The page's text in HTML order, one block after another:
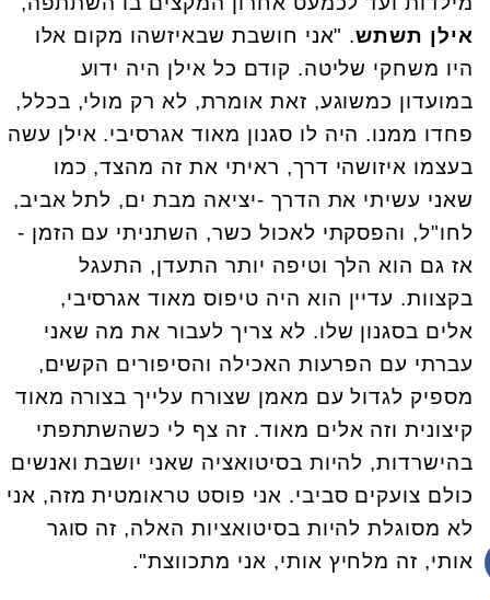
אילן תשתש. "אני חושבת שבאיזשהו מקום אלו
היו משחקי שליטה. קודם כל אילן היה ידוע
במועדון כמשוגע, זאת אומרת, לא רק מולי, בכלל,
פחדו ממנו. היה לו סגנון מאוד אגרסיבי. אילן עשה
בעצמו איזושהי דרך, ראיתי את זה מהצד, כמו
שאני עשיתי את הדרך -יציאה מבת ים, לתל אביב,
לחו"ל, והפסקתי לאכול כשר, השתניתי עם הזמן -
אז גם הוא הלך וטיפה יותר התעדן, התעגל
בקצוות. עדיין הוא היה טיפוס מאוד אגרסיבי,
אלים בסגנון שלו. לא צריך לעבור את מה שאני
עברתי עם הפרעות האכילה והסיפורים הקשים,
מספיק לגדול עם מאמן שצורח עלייך בצורה מאוד
קיצונית וזה אלים מאוד. זה צף לי כשהשתתפתי
בהישרדות, להיות בסיטואציה שאני יושבת ואנשים
כולם צועקים סביבי. אני פוסט טראומטית מזה, אני
לא מסוגלת להיות בסיטואציות האלה, זה סוגר
אותי, זה מלחיץ אותי, אני מתכווצת".